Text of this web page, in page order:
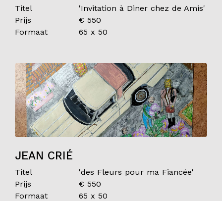
Titel
'Invitation à Diner chez de Amis'
Prijs
€ 550
Formaat
65 x 50
JEAN CRIÉ
Titel
'des Fleurs pour ma Fiancée'
Prijs
€ 550
Formaat
65 x 50